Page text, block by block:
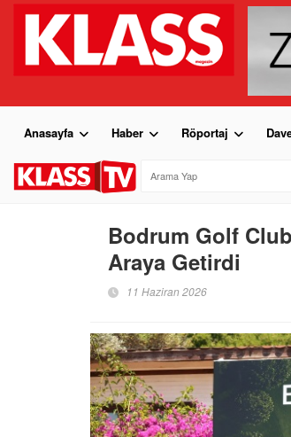
Anasayfa Haber Röportaj
Bodrum Golf
Araya Getirdi
11 Haziran 2026